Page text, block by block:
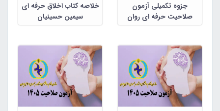
جزوه تکمیلی آزمون
صلاحیت حرفه ای روان
خلاصه کتاب اخلاق حرفه ای
سیمین حسینیان